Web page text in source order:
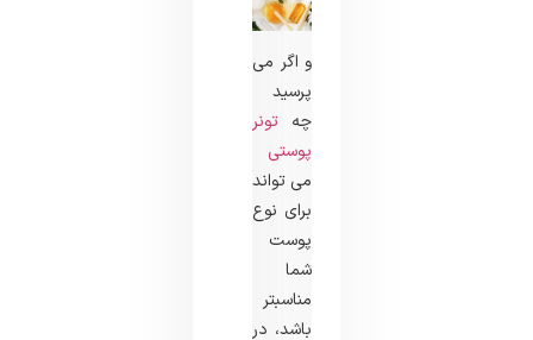
و اگر می
‌پرسید
چه تونر
پوستی
می‌ تواند
برای نوع
پوست
شما
مناسبتر
باشد، در